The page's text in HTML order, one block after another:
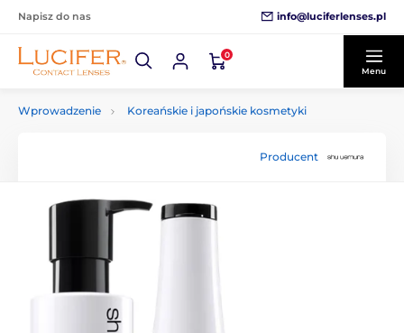
Napisz do nas info@luciferlenses.pl
0
Menu
Wprowadzenie Koreańskie i japońskie kosmetyki
Producent